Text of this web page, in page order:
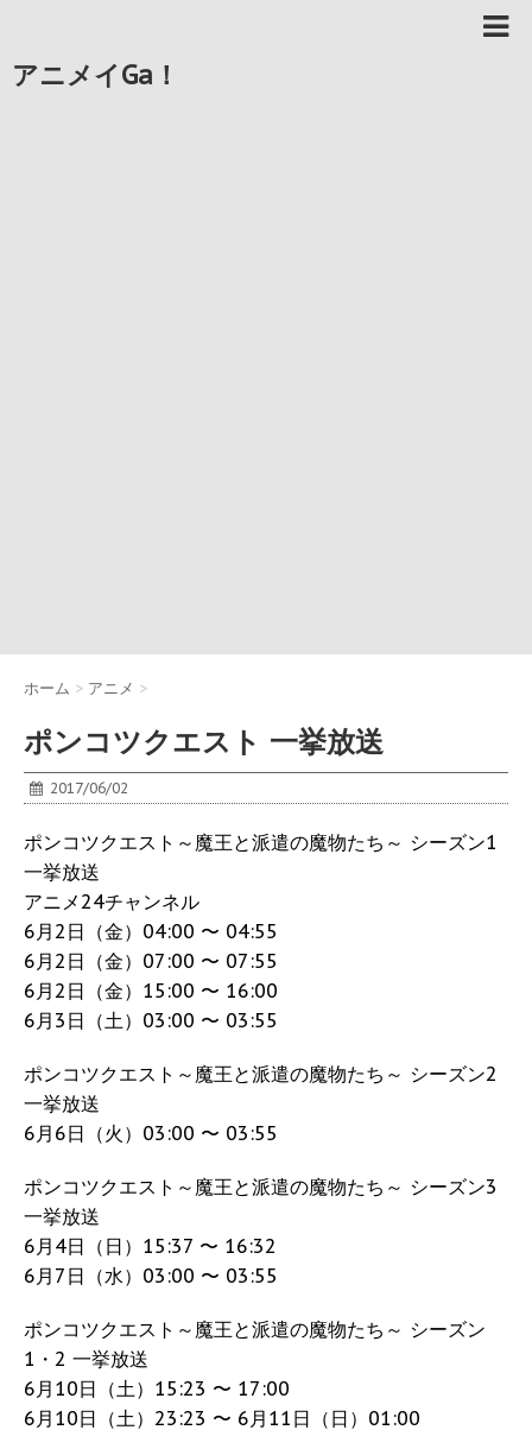
アニメイGa！
ホーム > アニメ >
ポンコツクエスト 一挙放送
2017/06/02
ポンコツクエスト～魔王と派遣の魔物たち～ シーズン1
一挙放送
アニメ24チャンネル
6月2日（金）04:00 〜 04:55
6月2日（金）07:00 〜 07:55
6月2日（金）15:00 〜 16:00
6月3日（土）03:00 〜 03:55
ポンコツクエスト～魔王と派遣の魔物たち～ シーズン2
一挙放送
6月6日（火）03:00 〜 03:55
ポンコツクエスト～魔王と派遣の魔物たち～ シーズン3
一挙放送
6月4日（日）15:37 〜 16:32
6月7日（水）03:00 〜 03:55
ポンコツクエスト～魔王と派遣の魔物たち～ シーズン
1・2 一挙放送
6月10日（土）15:23 〜 17:00
6月10日（土）23:23 〜 6月11日（日）01:00